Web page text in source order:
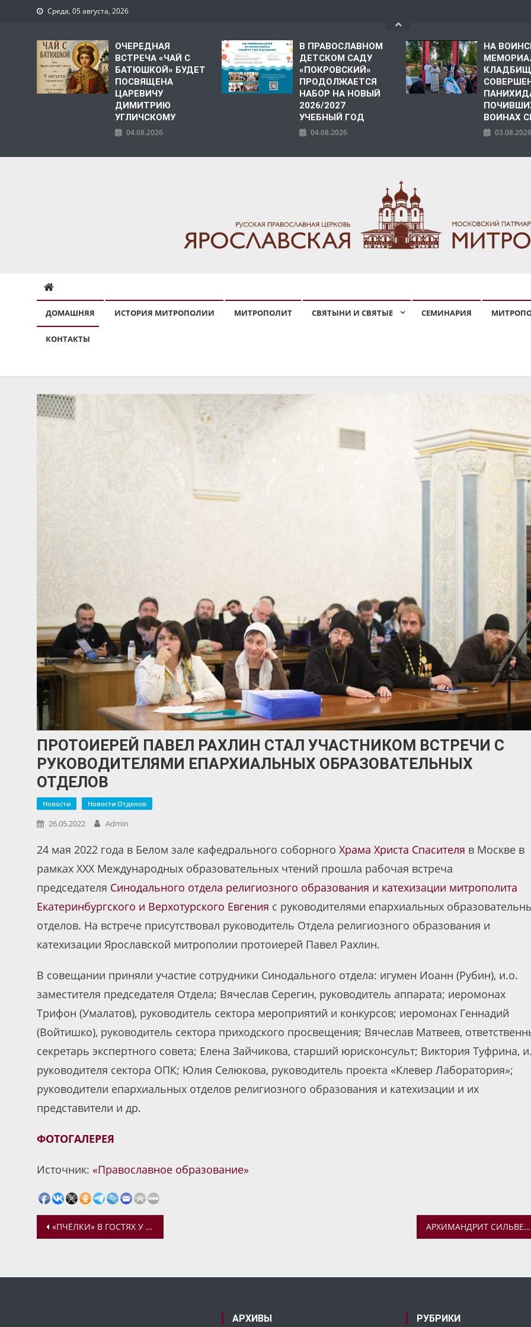
Среда, 05 августа, 2026
ОЧЕРЕДНАЯ
ВСТРЕЧА «ЧАЙ С
БАТЮШКОЙ» БУДЕТ
ПОСВЯЩЕНА
ЦАРЕВИЧУ
ДИМИТРИЮ
УГЛИЧСКОМУ
04.08.2026
В ПРАВОСЛАВНОМ
ДЕТСКОМ САДУ
«ПОКРОВСКИЙ»
ПРОДОЛЖАЕТСЯ
НАБОР НА НОВЫЙ
2026/2027
УЧЕБНЫЙ ГОД
04.08.2026
НА
ВОИНАХ
03.08.2026
ДОМАШНЯЯ ИСТОРИЯ МИТРОПОЛИИ МИТРОПОЛИТ СВЯТЫНИ И СВЯТЫЕ СЕМИНАРИЯ
КОНТАКТЫ
ПРОТОИЕРЕЙ ПАВЕЛ РАХЛИН СТАЛ УЧАСТНИКОМ ВСТРЕЧИ С
РУКОВОДИТЕЛЯМИ ЕПАРХИАЛЬНЫХ ОБРАЗОВАТЕЛЬНЫХ
ОТДЕЛОВ
Новости Новости Отделов
26.05.2022 Admin
24 мая 2022 года в Белом зале кафедрального соборного Храма Христа Спасителя в Москве в
рамках XXX Международных образовательных чтений прошла рабочая встреча
председателя Синодального отдела религиозного образования и катехизации митрополита
Екатеринбургского и Верхотурского Евгения с руководителями епархиальных
отделов. На встрече присутствовал руководитель Отдела религиозного образования и
катехизации Ярославской митрополии протоиерей Павел Рахлин.
В совещании приняли участие сотрудники Синодального отдела: игумен Иоанн (Рубин), и.о.
заместителя председателя Отдела; Вячеслав Серегин, руководитель аппарата; иеромонах
Трифон (Умалатов), руководитель сектора мероприятий и конкурсов; иеромонах Геннадий
(Войтишко), руководитель сектора приходского просвещения; Вячеслав Матвеев,
секретарь экспертного совета; Елена Зайчикова, старший юрисконсульт; Виктория Туфрина,
руководителя сектора ОПК; Юлия Селюкова, руководитель проекта «Клевер Лаборатория»;
руководители епархиальных отделов религиозного образования и катехизации и их
представители и др.
ФОТОГАЛЕРЕЯ
Источник: «Православное образование»
Навигация
записям
«ПЧЁЛКИ» В ГОСТЯХ У ГАВРИЛОВ-ЯМСКОГО ДЕТСКОГО ДОМА-ИНТЕРНАТА ДЛЯ ДЕТЕЙ-ИНВАЛИДОВ АРХИМАНДРИТ СИЛЬВЕСТР (ЛУКАШЕНКО) ПРИНЯЛ УЧАСТИЕ В РАБОТЕ КОНФЕРЕНЦИИ «ФИЗИЧЕСКАЯ КУЛЬТУРА И СПОРТ В РОССИИ В ЭПОХУ ПЕТРА I И НАШИ ДНИ»
АРХИВЫ РУБРИКИ